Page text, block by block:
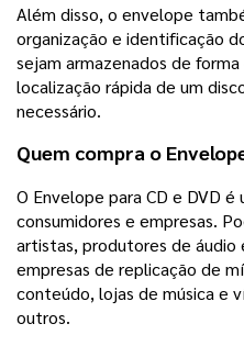
Além disso, o envelope
organização e identificação
sejam armazenados de
localização rápida de um
necessário.
Quem compra o
O Envelope para CD e DVD
consumidores e empresas.
artistas, produtores de áudio
empresas de replicação de
conteúdo, lojas de música e
outros.